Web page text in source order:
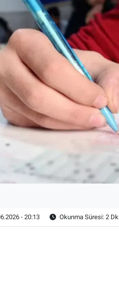
- 20:13 Okunma Süresi: 2 Dk